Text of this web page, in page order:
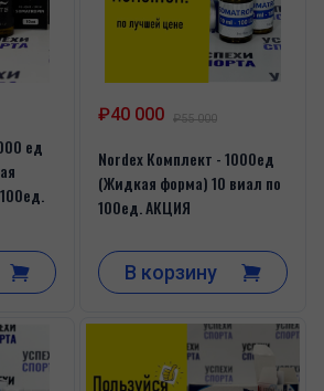
ед
₽40 000 ₽55 000
Nordex Комплект - 1000ед
(Жидкая форма) 10 виал по
100ед. АКЦИЯ
В корзину